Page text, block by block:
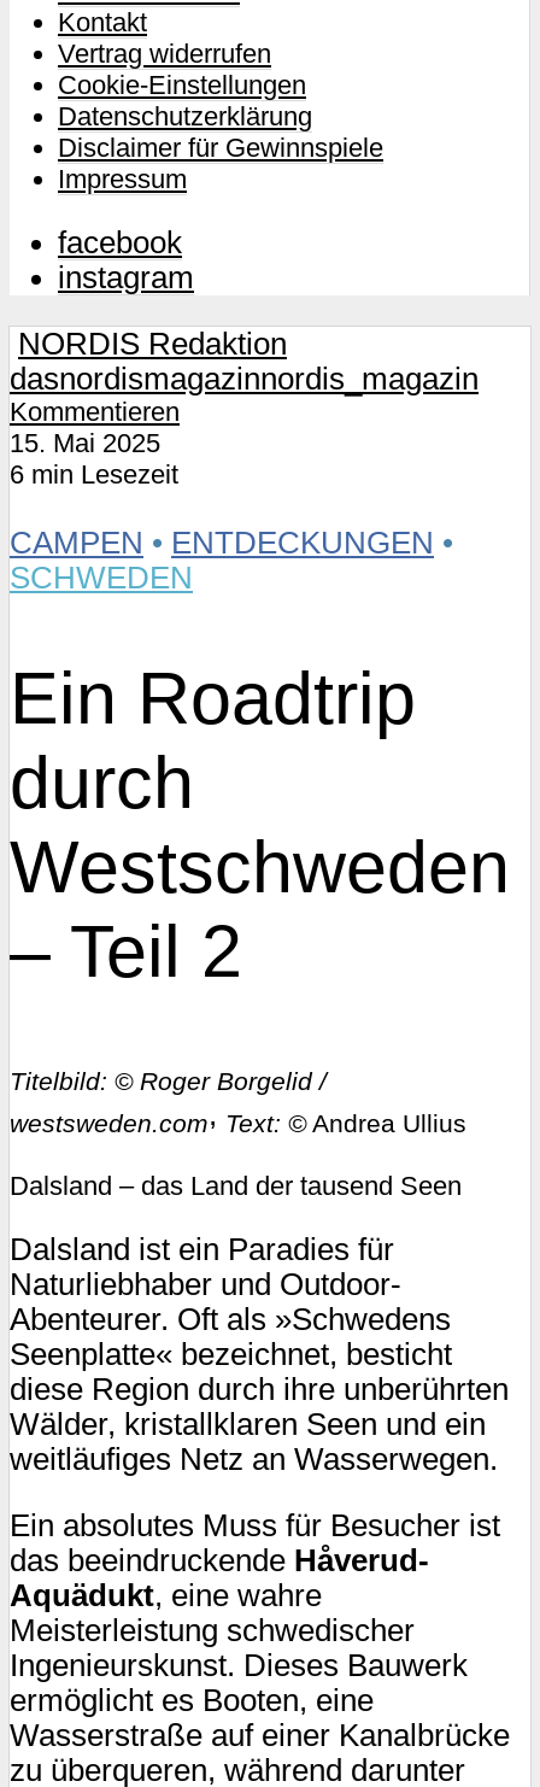
Kontakt
Vertrag widerrufen
Cookie-Einstellungen
Datenschutzerklärung
Disclaimer für Gewinnspiele
Impressum
facebook
instagram
NORDIS Redaktion
dasnordismagazinnordis_magazin
Kommentieren
15. Mai 2025
6 min Lesezeit
CAMPEN • ENTDECKUNGEN •
SCHWEDEN
Ein Roadtrip
durch
Westschweden
– Teil 2
Titelbild: © Roger Borgelid /
westsweden.com, Text: ©Andrea Ullius
Dalsland – das Land der tausend Seen
Dalsland ist ein Paradies für
Naturliebhaber und Outdoor-
Abenteurer. Oft als »Schwedens
Seenplatte« bezeichnet, besticht
diese Region durch ihre unberührten
Wälder, kristallklaren Seen und ein
weitläufiges Netz an Wasserwegen.
Ein absolutes Muss für Besucher ist
das beeindruckende Håverud-
Aquädukt, eine wahre
Meisterleistung schwedischer
Ingenieurskunst. Dieses Bauwerk
ermöglicht es Booten, eine
Wasserstraße auf einer Kanalbrücke
zu überqueren, während darunter